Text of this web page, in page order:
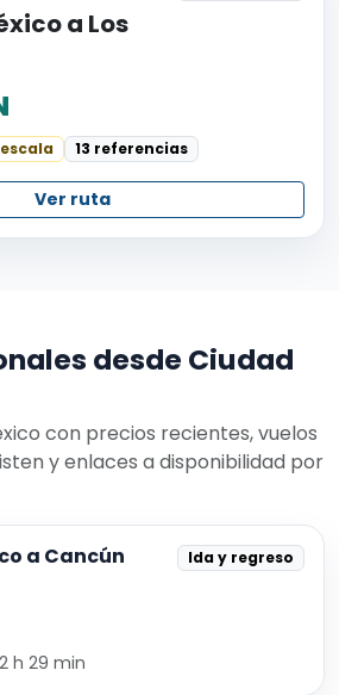
a Los
13 referencias
Ver ruta
desde Ciudad
con precios recientes, vuelos
y enlaces a disponibilidad por
a Cancún Ida y regreso
h 29 min